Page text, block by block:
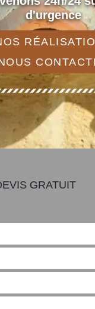
d'urgence
GRATUIT